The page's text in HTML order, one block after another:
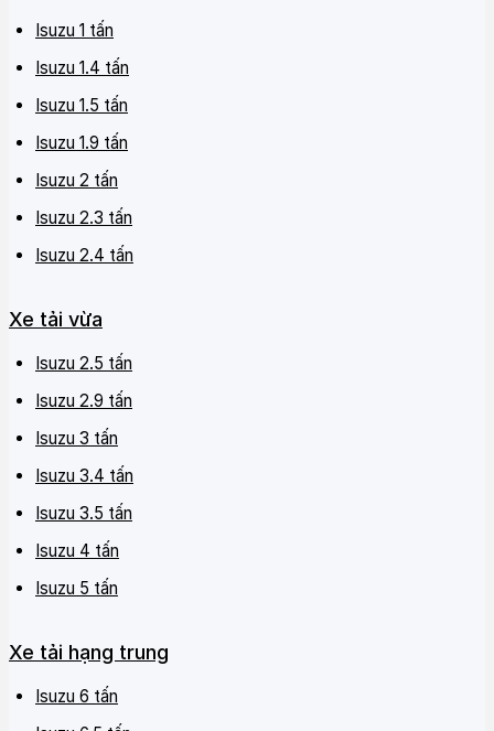
Isuzu 1 tấn
Isuzu 1.4 tấn
Isuzu 1.5 tấn
Isuzu 1.9 tấn
Isuzu 2 tấn
Isuzu 2.3 tấn
Isuzu 2.4 tấn
Xe tải vừa
Isuzu 2.5 tấn
Isuzu 2.9 tấn
Isuzu 3 tấn
Isuzu 3.4 tấn
Isuzu 3.5 tấn
Isuzu 4 tấn
Isuzu 5 tấn
Xe tải hạng trung
Isuzu 6 tấn